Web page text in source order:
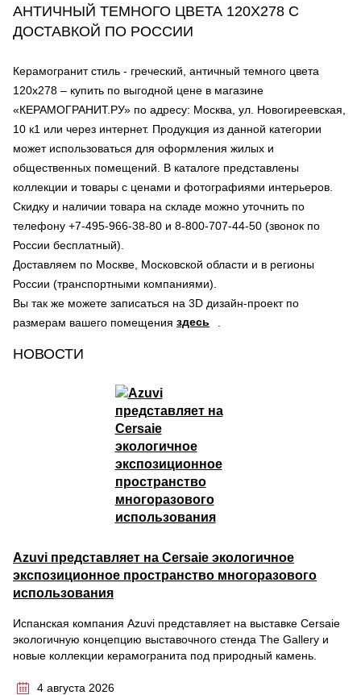
АНТИЧНЫЙ ТЕМНОГО ЦВЕТА 120Х278 С
ДОСТАВКОЙ ПО РОССИИ
Керамогранит стиль - греческий, античный темного цвета
120х278 – купить по выгодной цене в магазине
«КЕРАМОГРАНИТ.РУ» по адресу: Москва, ул. Новогиреевская,
10 к1 или через интернет. Продукция из данной категории
может использоваться для оформления жилых и
общественных помещений. В каталоге представлены
коллекции и товары с ценами и фотографиями интерьеров.
Скидку и наличии товара на складе можно уточнить по
телефону +7-495-966-38-80 и 8-800-707-44-50 (звонок по
России бесплатный).
Доставляем по Москве, Московской области и в регионы
России (транспортными компаниями).
Вы так же можете записаться на 3D дизайн-проект по
размерам вашего помещения здесь
НОВОСТИ
Azuvi представляет на Cersaie экологичное
экспозиционное пространство многоразового
использования
Испанская компания Azuvi представляет на выставке Cersaie
экологичную концепцию выставочного стенда The Gallery и
новые коллекции керамогранита под природный камень.
4 августа 2026